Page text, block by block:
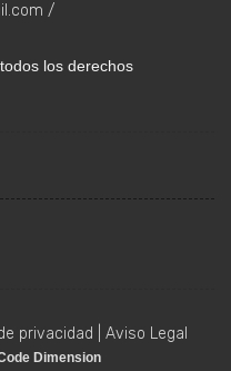
/
los derechos
privacidad Aviso Legal
Dimension